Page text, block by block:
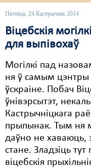
Пятніца, 24 Кастрычнік 2014
Віцебскія
для выпівохаў
Могілкі пад
ня ў самым цэнтры
ўскраіне. Побач
ўнівэрсытэт,
Кастрычніцкага
прыпынак. Тым ня
даўно не хаваюць,
стане. Зладзіць
віцебскія